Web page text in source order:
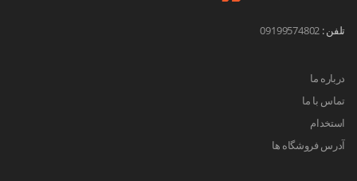
تلفن : 09199574802
درباره ما
تماس با ما
استخدام
آدرس فروشگاه ها